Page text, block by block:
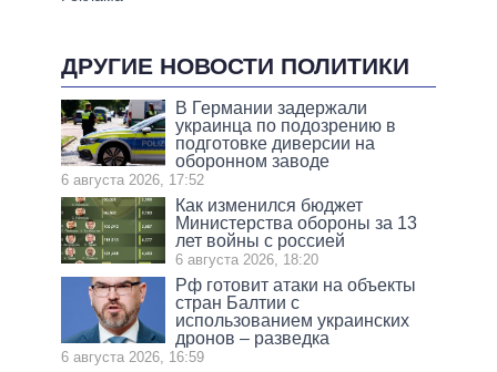
ДРУГИЕ НОВОСТИ ПОЛИТИКИ
В Германии задержали
украинца по подозрению в
подготовке диверсии на
оборонном заводе
6 августа 2026, 17:52
Как изменился бюджет
Министерства обороны за 13
лет войны с россией
6 августа 2026, 18:20
Рф готовит атаки на объекты
стран Балтии с
использованием украинских
дронов – разведка
6 августа 2026, 16:59